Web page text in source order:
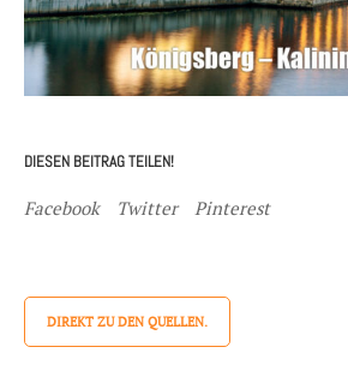
DIESEN BEITRAG TEILEN!
Facebook Twitter Pinterest
DIREKT ZU DEN QUELLEN.